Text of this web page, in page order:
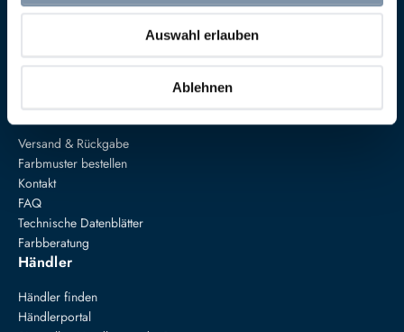
Auswahl erlauben
Ablehnen
Anna von Mangoldt GmbH & Co. KG
+49 5274 3062200
farben@annavonmangoldt.com
Service
Versand & Rückgabe
Farbmuster bestellen
Kontakt
FAQ
Technische Datenblätter
Farbberatung
Händler
Händler finden
Händlerportal